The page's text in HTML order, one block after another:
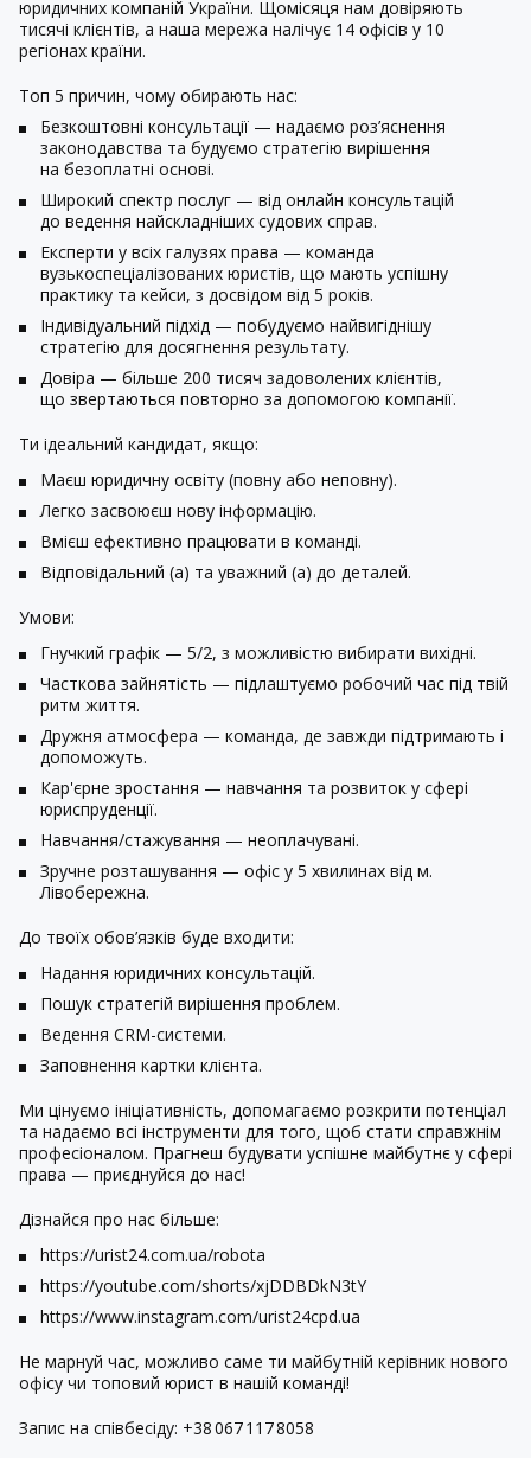
юридичних компаній України. Щомісяця нам довіряють
тисячі клієнтів, а наша мережа налічує 14 офісів у 10
регіонах країни.
Топ 5 причин, чому обирають нас:
Безкоштовні консультації — надаємо роз’яснення
законодавства та будуємо стратегію вирішення
на безоплатні основі.
Широкий спектр послуг — від онлайн консультацій
до ведення найскладніших судових справ.
Експерти у всіх галузях права — команда
вузькоспеціалізованих юристів, що мають успішну
практику та кейси, з досвідом від 5 років.
Індивідуальний підхід — побудуємо найвигіднішу
стратегію для досягнення результату.
Довіра — більше 200 тисяч задоволених клієнтів,
що звертаються повторно за допомогою компанії.
Ти ідеальний кандидат, якщо:
Маєш юридичну освіту (повну або неповну).
Легко засвоюєш нову інформацію.
Вмієш ефективно працювати в команді.
Відповідальний (а) та уважний (а) до деталей.
Умови:
Гнучкий графік — 5/2, з можливістю вибирати вихідні.
Часткова зайнятість — підлаштуємо робочий час під твій
ритм життя.
Дружня атмосфера — команда, де завжди підтримають і
допоможуть.
Кар'єрне зростання — навчання та розвиток у сфері
юриспруденції.
Навчання/стажування — неоплачувані.
Зручне розташування — офіс у 5 хвилинах від м.
Лівобережна.
До твоїх обов’язків буде входити:
Надання юридичних консультацій.
Пошук стратегій вирішення проблем.
Ведення CRM-системи.
Заповнення картки клієнта.
Ми цінуємо ініціативність, допомагаємо розкрити потенціал
та надаємо всі інструменти для того, щоб стати справжнім
професіоналом. Прагнеш будувати успішне майбутнє у сфері
права — приєднуйся до нас!
Дізнайся про нас більше:
https://urist24.com.ua/robota
https://youtube.com/shorts/xjDDBDkN3tY
https://www.instagram.com/urist24cpd.ua
Не марнуй час, можливо саме ти майбутній керівник нового
офісу чи топовий юрист в нашій команді!
Запис на співбесіду: +38 067 117 8058